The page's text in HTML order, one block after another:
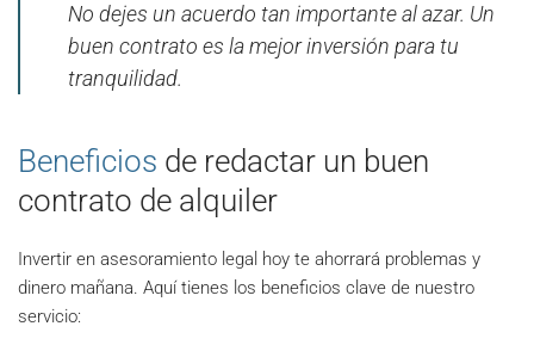
No dejes un acuerdo tan importante al azar. Un
buen contrato es la mejor inversión para tu
tranquilidad.
Beneficios de redactar un buen
contrato de alquiler
Invertir en asesoramiento legal hoy te ahorrará problemas y
dinero mañana. Aquí tienes los beneficios clave de nuestro
servicio: